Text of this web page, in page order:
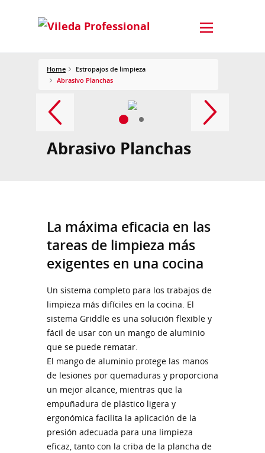
Home
Estropajos de limpieza
Abrasivo Planchas
Abrasivo Planchas
La máxima eficacia en las
tareas de limpieza más
exigentes en una cocina
Un sistema completo para los trabajos de
limpieza más difíciles en la cocina. El
sistema Griddle es una solución flexible y
fácil de usar con un mango de aluminio
que se puede rematar.
El mango de aluminio protege las manos
de lesiones por quemaduras y proporciona
un mejor alcance, mientras que la
empuñadura de plástico ligera y
ergonómica facilita la aplicación de la
presión adecuada para una limpieza
eficaz, tanto con la criba de la plancha de